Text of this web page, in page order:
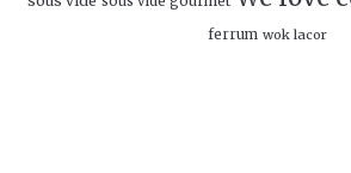
ferrum wok lacor